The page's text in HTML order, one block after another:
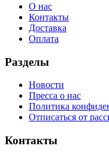
О нас
Контакты
Доставка
Оплата
Разделы
Новости
Пресса о нас
Политика
Отписаться от
Контакты